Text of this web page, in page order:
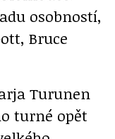
osobností,
Bruce
Turunen
turné opět